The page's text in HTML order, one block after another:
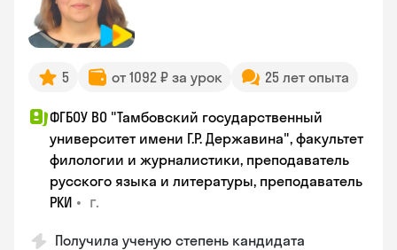
5 от 1092 ₽ за урок 25 лет опыта
ФГБОУ ВО "Тамбовский государственный
университет имени Г.Р. Державина", факультет
филологии и журналистики, преподаватель
русского языка и литературы, преподаватель
РКИ • г.
Получила ученую степень кандидата